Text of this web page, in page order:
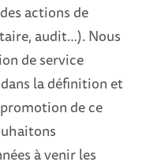
actions de
audit…). Nous
de service
la définition et
de ce
à venir les